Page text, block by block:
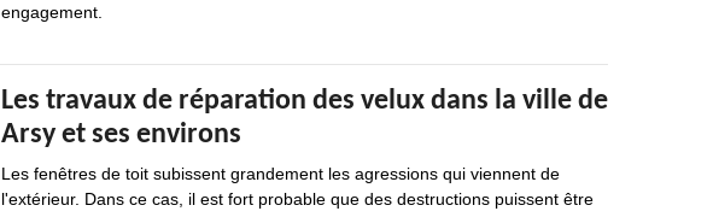
engagement.
Les travaux de réparation des velux dans la ville de
Arsy et ses environs
Les fenêtres de toit subissent grandement les agressions qui viennent de
l'extérieur. Dans ce cas, il est fort probable que des destructions puissent être